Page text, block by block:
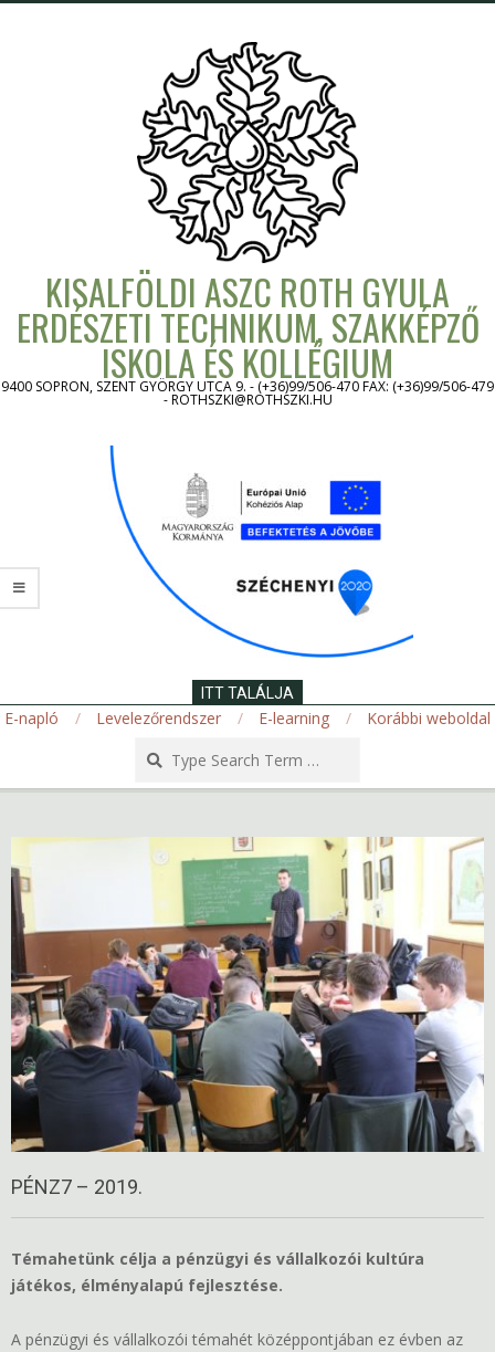
KISALFÖLDI ASZC ROTH GYULA
ERDÉSZETI TECHNIKUM, SZAKKÉPZŐ
ISKOLA ÉS KOLLÉGIUM
9400 SOPRON, SZENT GYÖRGY UTCA 9. - (+36)99/506-470 FAX: (+36)99/506-479
- ROTHSZKI@ROTHSZKI.HU
ITT TALÁLJA
E-napló Levelezőrendszer E-learning
Korábbi weboldal
PÉNZ7 – 2019.
Témahetünk célja a pénzügyi és vállalkozói kultúra
játékos, élményalapú fejlesztése.
A pénzügyi és vállalkozói témahét középpontjában ez évben az